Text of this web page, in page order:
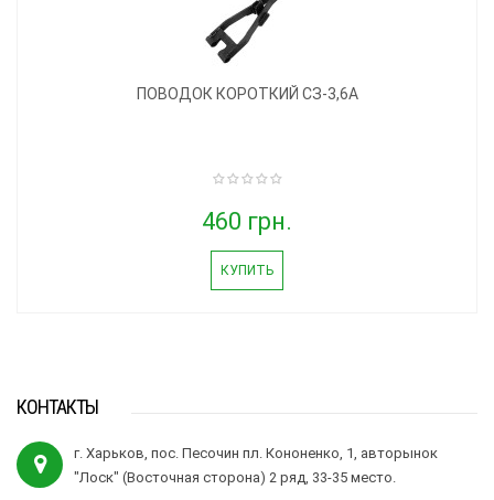
ПОВОДОК КОРОТКИЙ СЗ-3,6А
460 грн.
КУПИТЬ
КОНТАКТЫ
г. Харьков, пос. Песочин пл. Кононенко, 1, авторынок
"Лоск" (Восточная сторона) 2 ряд, 33-35 место.